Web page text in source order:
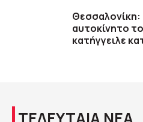
Θεσσαλονίκη:
αυτοκίνητο
κατήγγειλε